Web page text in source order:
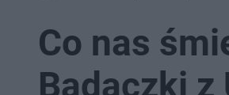
Co nas
Badaczki z